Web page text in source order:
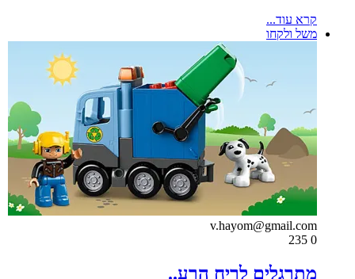
קרא עוד...
משל ולקחו
v.hayom@gmail.com
0
מתרגלים לריח הרע..